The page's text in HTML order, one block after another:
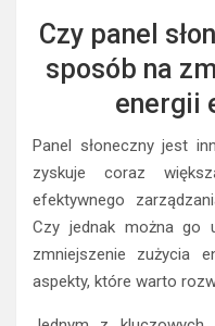
Czy panel
sposób na
energii
Panel słoneczny jest
zyskuje coraz
efektywnego
Czy jednak można go
zmniejszenie zużycia
aspekty, które warto